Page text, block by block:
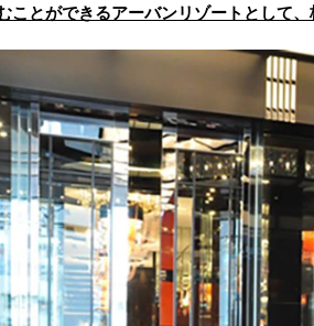
ことができるアーバンリゾートとして